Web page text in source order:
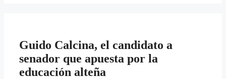
Guido Calcina, el candidato a
senador que apuesta por la
educación alteña